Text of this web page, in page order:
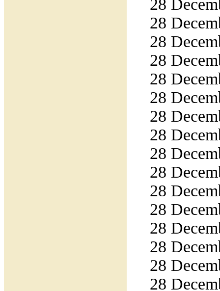
28
28
28
28
28
28
28
28
28
28
28
28
28
28
28
28